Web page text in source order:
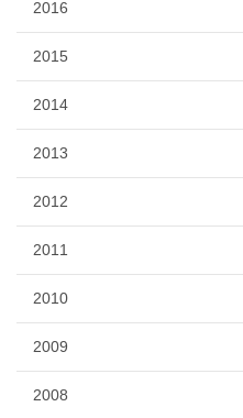
2016
2015
2014
2013
2012
2011
2010
2009
2008